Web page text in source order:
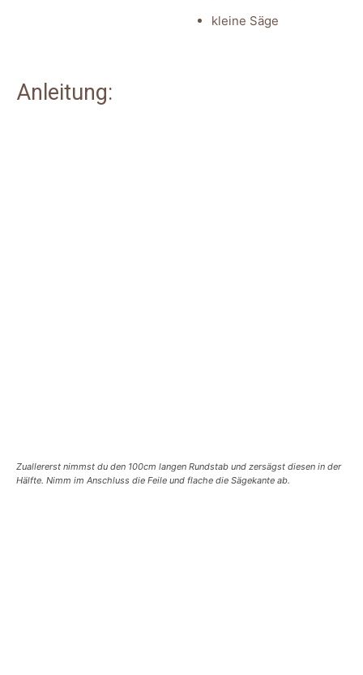
kleine Säge
Anleitung:
Zuallererst nimmst du den 100cm langen Rundstab und zersägst diesen in der
Hälfte. Nimm im Anschluss die Feile und flache die Sägekante ab.